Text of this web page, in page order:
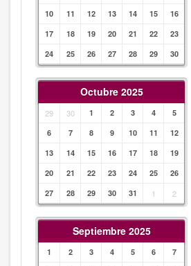
10
11 12 13 14 15
16
17
18 19 20 21 22
23
24
25 26 27 28 29 30
Octubre 2025
29 30 1 2 3 4
5
6
7 8 9 10 11
12
13
14 15 16 17 18
19
20
21 22 23 24 25
26
27
28 29 30 31 1 2
Septiembre 2025
1 2 3 4 5 6
7